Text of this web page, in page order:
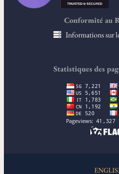
Conformité au
Informations sur
Statistiques des